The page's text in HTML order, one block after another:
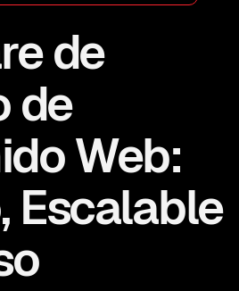
de
de
Web:
Escalable